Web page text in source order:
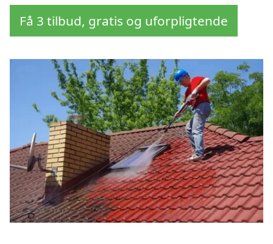
Få 3 tilbud, gratis og uforpligtende